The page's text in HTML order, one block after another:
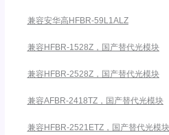
兼容安华高HFBR-59L1ALZ
兼容HFBR-1528Z，国产替代光模块
兼容HFBR-2528Z，国产替代光模块
兼容AFBR-2418TZ，国产替代光模块
兼容HFBR-2521ETZ，国产替代光模块